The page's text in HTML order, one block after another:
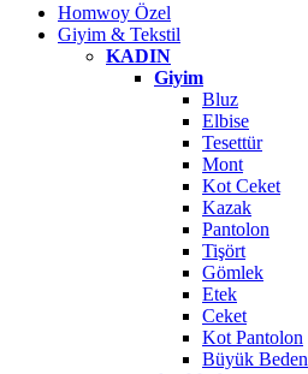
Homwoy Özel
Giyim & Tekstil
KADIN
Giyim
Bluz
Elbise
Tesettür
Mont
Kot Ceket
Kazak
Pantolon
Tişört
Gömlek
Etek
Ceket
Kot Pantolon
Büyük Beden